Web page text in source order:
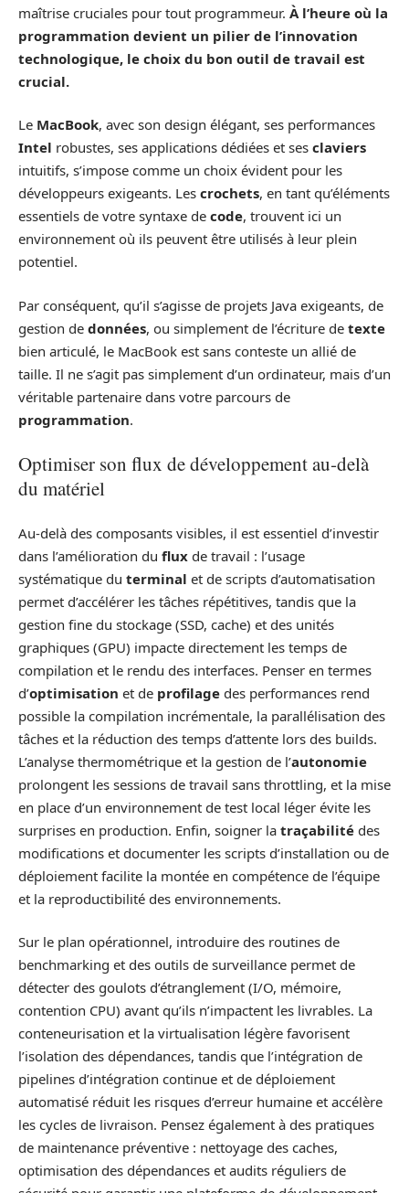
maîtrise cruciales pour tout programmeur. À l’heure où la
programmation devient un pilier de l’innovation
technologique, le choix du bon outil de travail est
crucial.
Le MacBook, avec son design élégant, ses performances
Intel robustes, ses applications dédiées et ses claviers
intuitifs, s’impose comme un choix évident pour les
développeurs exigeants. Les crochets, en tant qu’éléments
essentiels de votre syntaxe de code, trouvent ici un
environnement où ils peuvent être utilisés à leur plein
potentiel.
Par conséquent, qu’il s’agisse de projets Java exigeants, de
gestion de données, ou simplement de l’écriture de texte
bien articulé, le MacBook est sans conteste un allié de
taille. Il ne s’agit pas simplement d’un ordinateur, mais d’un
véritable partenaire dans votre parcours de
programmation.
Optimiser son flux de développement au‑delà
du matériel
Au‑delà des composants visibles, il est essentiel d’investir
dans l’amélioration du flux de travail : l’usage
systématique du terminal et de scripts d’automatisation
permet d’accélérer les tâches répétitives, tandis que la
gestion fine du stockage (SSD, cache) et des unités
graphiques (GPU) impacte directement les temps de
compilation et le rendu des interfaces. Penser en termes
d’optimisation et de profilage des performances rend
possible la compilation incrémentale, la parallélisation des
tâches et la réduction des temps d’attente lors des builds.
L’analyse thermométrique et la gestion de l’autonomie
prolongent les sessions de travail sans throttling, et la mise
en place d’un environnement de test local léger évite les
surprises en production. Enfin, soigner la traçabilité des
modifications et documenter les scripts d’installation ou de
déploiement facilite la montée en compétence de l’équipe
et la reproductibilité des environnements.
Sur le plan opérationnel, introduire des routines de
benchmarking et des outils de surveillance permet de
détecter des goulots d’étranglement (I/O, mémoire,
contention CPU) avant qu’ils n’impactent les livrables. La
conteneurisation et la virtualisation légère favorisent
l’isolation des dépendances, tandis que l’intégration de
pipelines d’intégration continue et de déploiement
automatisé réduit les risques d’erreur humaine et accélère
les cycles de livraison. Pensez également à des pratiques
de maintenance préventive : nettoyage des caches,
optimisation des dépendances et audits réguliers de